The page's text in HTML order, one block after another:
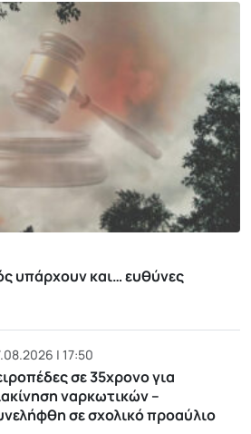
υπάρχουν και… ευθύνες
| 17:50
σε 35χρονο για
ναρκωτικών –
σε σχολικό προαύλιο